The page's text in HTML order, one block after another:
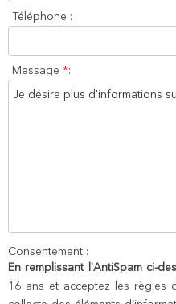
Téléphone :
Message *:
Consentement :
En remplissant l'AntiSpam ci-
16 ans et acceptez les règles